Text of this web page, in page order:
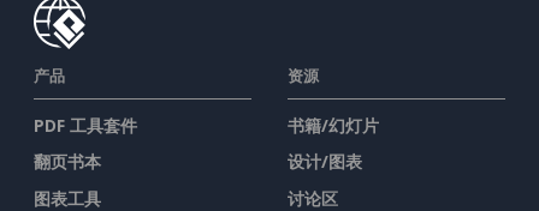
产品
PDF 工具套件
翻页书本
图表工具
资源
书籍/幻灯片
设计/图表
讨论区